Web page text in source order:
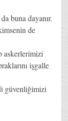
buna dayanır.
de
askerlerimizi
işgalle
güvenliğimizi